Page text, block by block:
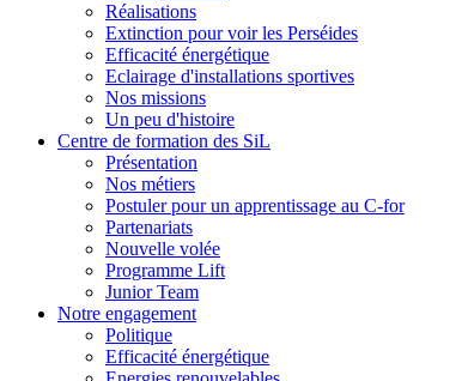
Réalisations
Extinction pour voir les Perséides
Efficacité énergétique
Eclairage d'installations sportives
Nos missions
Un peu d'histoire
Centre de formation des SiL
Présentation
Nos métiers
Postuler pour un apprentissage au C-for
Partenariats
Nouvelle volée
Programme Lift
Junior Team
Notre engagement
Politique
Efficacité énergétique